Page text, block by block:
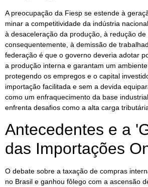
A preocupação da Fiesp se estende à
minar a competitividade da indústria
à desaceleração da produção, à redução de
consequentemente, à demissão de
federação é que o governo deveria adotar
a produção interna e garantam um
protegendo os empregos e o capital
importação facilitada e sem a devida
como um enfraquecimento da base
enfrenta desafios como a alta carga
Antecedentes e a
das Importações
O debate sobre a taxação de compras
no Brasil e ganhou fôlego com a ascensão